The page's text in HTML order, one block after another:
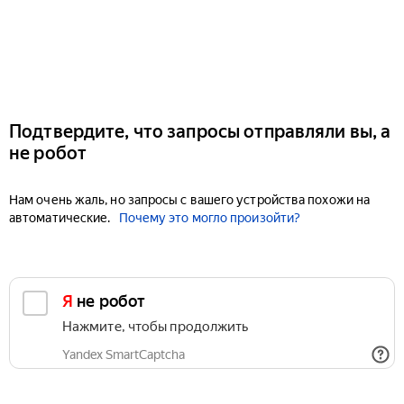
Подтвердите, что запросы отправляли вы, а
не робот
Нам очень жаль, но запросы с вашего устройства похожи на
автоматические.
Почему это могло произойти?
Я не робот
Нажмите, чтобы продолжить
Yandex SmartCaptcha